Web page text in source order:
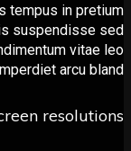
quis tempus in
in felis
condimentum
sed imperdiet arcu
screen